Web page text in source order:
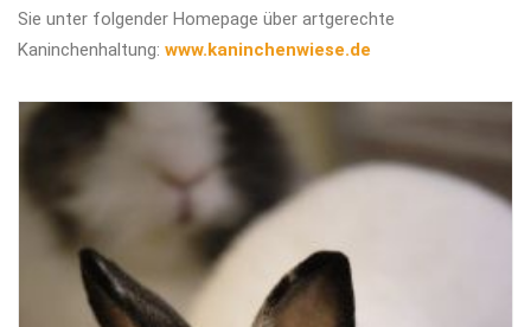
Sie unter folgender Homepage über artgerechte
Kaninchenhaltung: www.kaninchenwiese.de